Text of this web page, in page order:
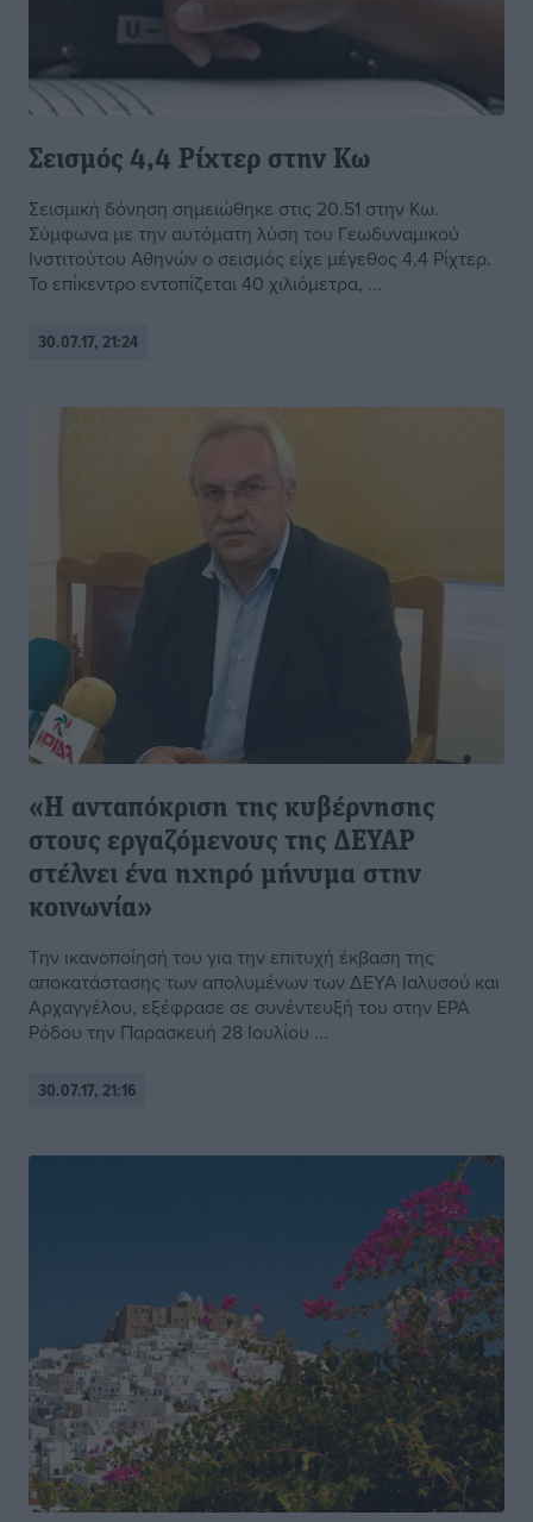
Σεισμός 4,4 Ρίχτερ στην Κω
Σεισμική δόνηση σημειώθηκε στις 20.51 στην Κω.
Σύμφωνα με την αυτόματη λύση του Γεωδυναμικού
Ινστιτούτου Αθηνών ο σεισμός είχε μέγεθος 4,4 Ρίχτερ.
Το επίκεντρο εντοπίζεται 40 χιλιόμετρα, ...
30.07.17, 21:24
«Η ανταπόκριση της κυβέρνησης
στους εργαζόμενους της ΔΕΥΑΡ
στέλνει ένα ηχηρό μήνυμα στην
κοινωνία»
Την ικανοποίησή του για την επιτυχή έκβαση της
αποκατάστασης των απολυμένων των ΔΕΥΑ Ιαλυσού και
Αρχαγγέλου, εξέφρασε σε συνέντευξή του στην ΕΡΑ
Ρόδου την Παρασκευή 28 Ιουλίου ...
30.07.17, 21:16